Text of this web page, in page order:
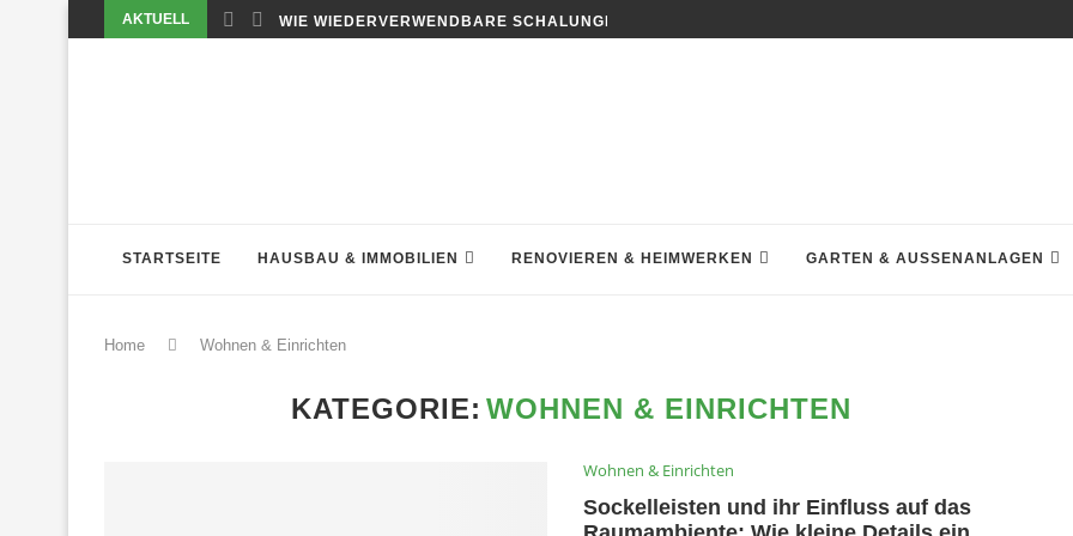
AKTUELL WIE WIEDERVERWENDBARE SCHALUNGEN DEN HAUSBAU NACHHALTIGER MACHEN
STARTSEITE HAUSBAU & IMMOBILIEN RENOVIEREN & HEIMWERKEN GARTEN & AUSSENANLAGEN
Home Wohnen & Einrichten
KATEGORIE: WOHNEN & EINRICHTEN
Wohnen & Einrichten
Sockelleisten und ihr Einfluss auf das